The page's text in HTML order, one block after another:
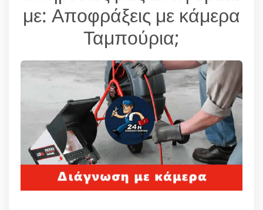
με: Αποφράξεις με κάμερα
Ταμπούρια;